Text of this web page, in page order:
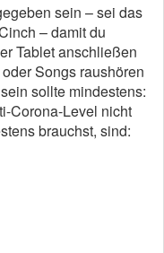
sein – sei das
– damit du
Tablet anschließen
Songs raushören
sollte mindestens:
Corona-Level nicht
brauchst, sind: